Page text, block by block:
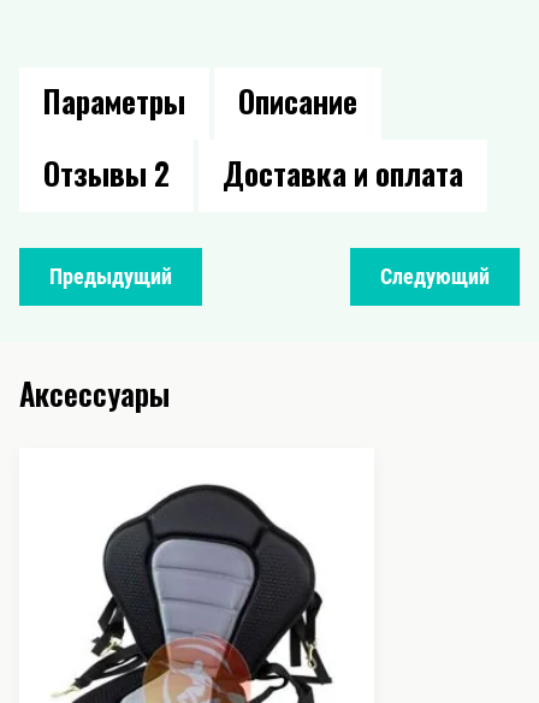
Параметры
Описание
Отзывы 2 Доставка и оплата
Предыдущий Следующий
Аксессуары